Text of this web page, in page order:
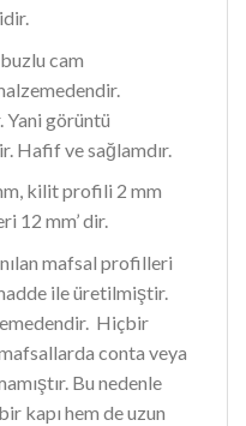
cam
Yani görüntü
Hafif ve sağlamdır.
kilit profili 2 mm
12 mm’ dir.
mafsal profilleri
ile üretilmiştir.
Hiçbir
conta veya
Bu nedenle
kapı hem de uzun